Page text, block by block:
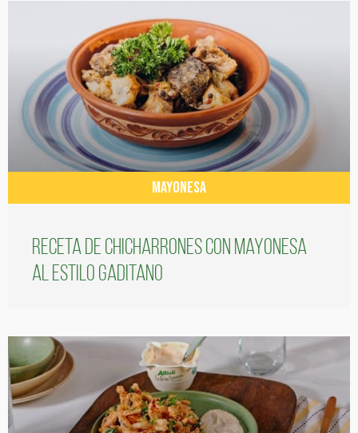
MAYONESA
Receta de chicharrones con mayonesa
al estilo gaditano